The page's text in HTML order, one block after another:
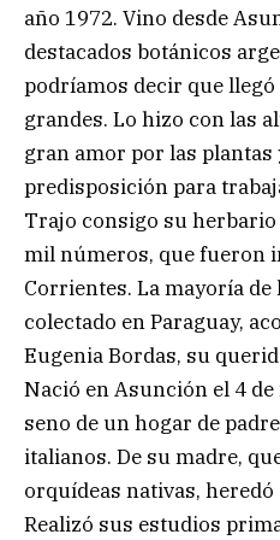
año 1972. Vino desde
destacados botánicos
podríamos decir que llegó
grandes. Lo hizo con las
gran amor por las plantas
predisposición para
Trajo consigo su
mil números, que fueron
Corrientes. La mayoría de
colectado en Paraguay,
Eugenia Bordas, su
Nació en Asunción el 4
seno de un hogar de
italianos. De su madre,
orquídeas nativas,
Realizó sus estudios